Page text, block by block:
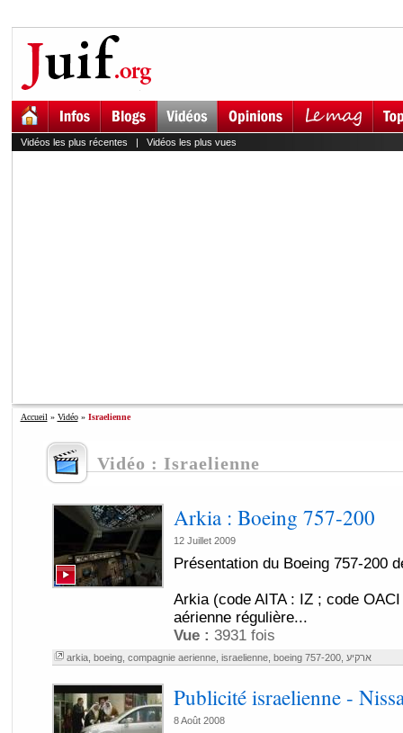
Vidéos les plus récentes | Vidéos les plus vues
Accueil » Vidéo» Israelienne
Vidéo : Israelienne
Arkia : Boeing 757-200
12 Juillet 2009
Présentation du Boeing 757-200
Arkia (code AITA : IZ ; code
aérienne régulière...
Vue : 3931 fois
arkia, boeing, compagnie aerienne, israelienne, boeing 757-200, ארקיע
Publicité israelienne -
8 Août 2008